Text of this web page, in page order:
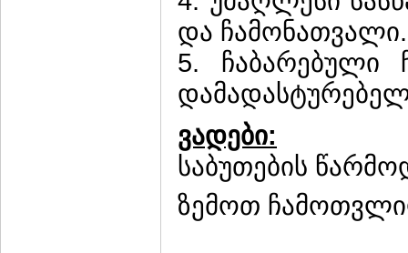
და
5. ჩაბარებული
ვადები:
საბუთების
ზემოთ